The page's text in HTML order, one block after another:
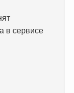
в сервисе